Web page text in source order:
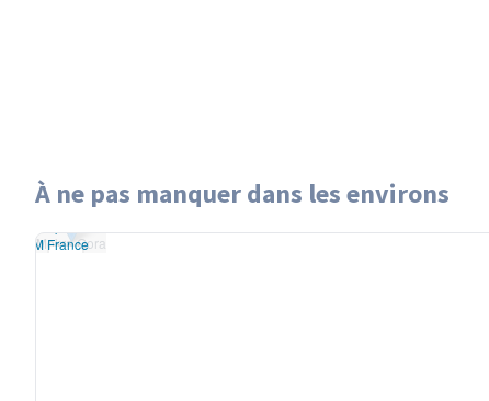
À ne pas manquer dans les environs
données ©
OSM France
Mokra Gora